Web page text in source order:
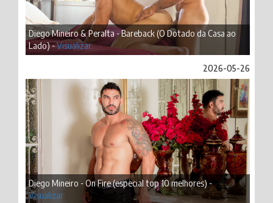
Diego Mineiro & Peralta - Bareback (O Dotado da Casa ao
Lado) -Visualizar
2026-05-26
Diego Mineiro - On Fire (especial top 10 melhores) -
Visualizar